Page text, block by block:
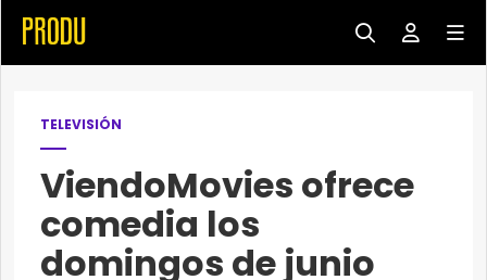
TELEVISIÓN
ViendoMovies ofrece
comedia los
domingos de junio